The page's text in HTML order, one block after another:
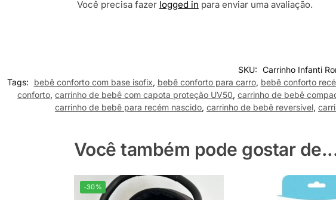
Você precisa fazer logged in para enviar uma avaliação.
SKU: Carrinho Infanti
Tags:
bebê conforto com base isofix, bebê conforto para carro, bebê conforto
conforto, carrinho de bebê com capota proteção UV50, carrinho de bebê
carrinho de bebê para recém nascido, carrinho de bebê reversível,
Você também pode gostar
-30%